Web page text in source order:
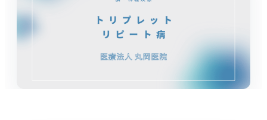
月経や更年期など女性特有のお悩みに寄り添いま